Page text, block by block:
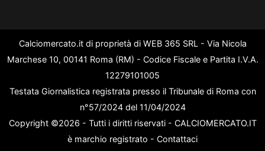
Calciomercato.it di proprietà di WEB 365 SRL - Via Nicola
Marchese 10, 00141 Roma (RM) - Codice Fiscale e Partita I.V.A.
12279101005
Testata Giornalistica registrata presso il Tribunale di Roma con
n°57/2024 del 11/04/2024
Copyright ©2026 - Tutti i diritti riservati - CALCIOMERCATO.IT
è marchio registrato - Contattaci